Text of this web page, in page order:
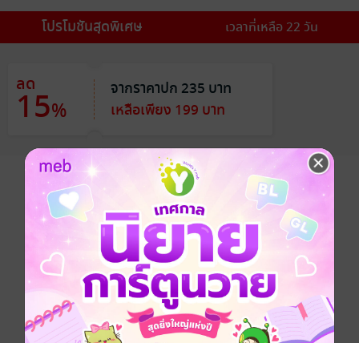
โปรโมชันสุดพิเศษ เวลาที่เหลือ 22 วัน
ลด
15%
จากราคาปก 235 บาท
เหลือเพียง 199 บาท
อยากได้ ซื้อเป็นของขวัญ ติดตาม แชร์
เทคนิคจิตวิทยา จัดการอารมณ์
ที่จะช่วยให้ชีวิต เบาสบายเหมือนปุยนุ่น
เวลาโกรธทีไร